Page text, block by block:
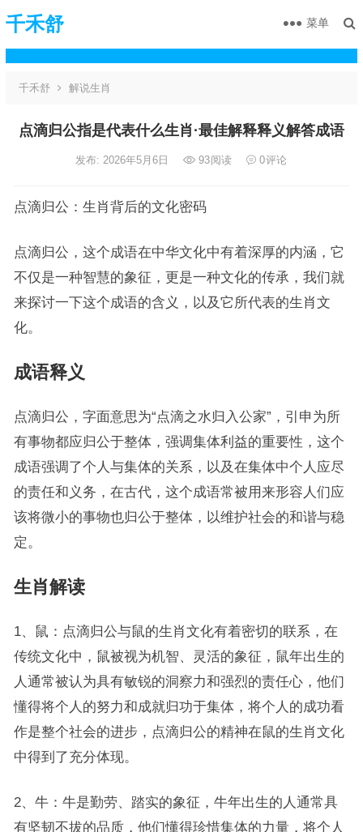
千禾舒 菜单
千禾舒 解说生肖
点滴归公指是代表什么生肖·最佳解释释义解答成语
发布: 2026年5月6日 93阅读 0评论
点滴归公：生肖背后的文化密码
点滴归公，这个成语在中华文化中有着深厚的内涵，它
不仅是一种智慧的象征，更是一种文化的传承，我们就
来探讨一下这个成语的含义，以及它所代表的生肖文
化。
成语释义
点滴归公，字面意思为“点滴之水归入公家”，引申为所
有事物都应归公于整体，强调集体利益的重要性，这个
成语强调了个人与集体的关系，以及在集体中个人应尽
的责任和义务，在古代，这个成语常被用来形容人们应
该将微小的事物也归公于整体，以维护社会的和谐与稳
定。
生肖解读
1、鼠：点滴归公与鼠的生肖文化有着密切的联系，在
传统文化中，鼠被视为机智、灵活的象征，鼠年出生的
人通常被认为具有敏锐的洞察力和强烈的责任心，他们
懂得将个人的努力和成就归功于集体，将个人的成功看
作是整个社会的进步，点滴归公的精神在鼠的生肖文化
中得到了充分体现。
2、牛：牛是勤劳、踏实的象征，牛年出生的人通常具
有坚韧不拔的品质，他们懂得珍惜集体的力量，将个人